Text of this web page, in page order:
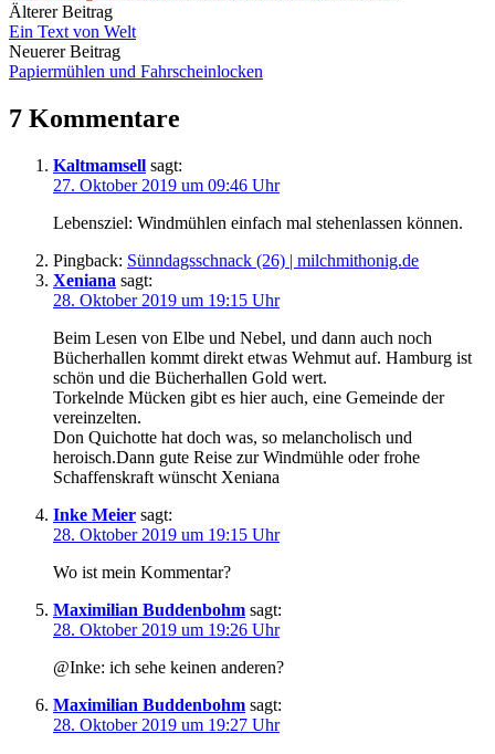
Beitrags-
Navigation
Älterer Beitrag
Ein Text von Welt
Neuerer Beitrag
Papiermühlen und Fahrscheinlocken
7 Kommentare
Kaltmamsell sagt:
27. Oktober 2019 um 09:46 Uhr
Lebensziel: Windmühlen einfach mal stehenlassen können.
Pingback: Sünndagsschnack (26) | milchmithonig.de
Xeniana sagt:
28. Oktober 2019 um 19:15 Uhr
Beim Lesen von Elbe und Nebel, und dann auch noch
Bücherhallen kommt direkt etwas Wehmut auf. Hamburg ist
schön und die Bücherhallen Gold wert.
Torkelnde Mücken gibt es hier auch, eine Gemeinde der
vereinzelten.
Don Quichotte hat doch was, so melancholisch und
heroisch.Dann gute Reise zur Windmühle oder frohe
Schaffenskraft wünscht Xeniana
Inke Meier sagt:
28. Oktober 2019 um 19:15 Uhr
Wo ist mein Kommentar?
Maximilian Buddenbohm sagt:
28. Oktober 2019 um 19:26 Uhr
@Inke: ich sehe keinen anderen?
Maximilian Buddenbohm sagt:
28. Oktober 2019 um 19:27 Uhr